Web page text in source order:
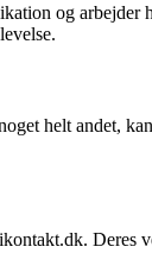
og arbejder
helt andet,
Deres